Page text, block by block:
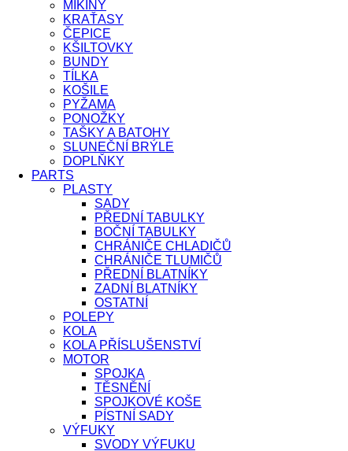
MIKINY
KRAŤASY
ČEPICE
KŠILTOVKY
BUNDY
TÍLKA
KOŠILE
PYŽAMA
PONOŽKY
TAŠKY A BATOHY
SLUNEČNÍ BRÝLE
DOPLŇKY
PARTS
PLASTY
SADY
PŘEDNÍ TABULKY
BOČNÍ TABULKY
CHRÁNIČE CHLADIČŮ
CHRÁNIČE TLUMIČŮ
PŘEDNÍ BLATNÍKY
ZADNÍ BLATNÍKY
OSTATNÍ
POLEPY
KOLA
KOLA PŘÍSLUŠENSTVÍ
MOTOR
SPOJKA
TĚSNĚNÍ
SPOJKOVÉ KOŠE
PÍSTNÍ SADY
VÝFUKY
SVODY VÝFUKU